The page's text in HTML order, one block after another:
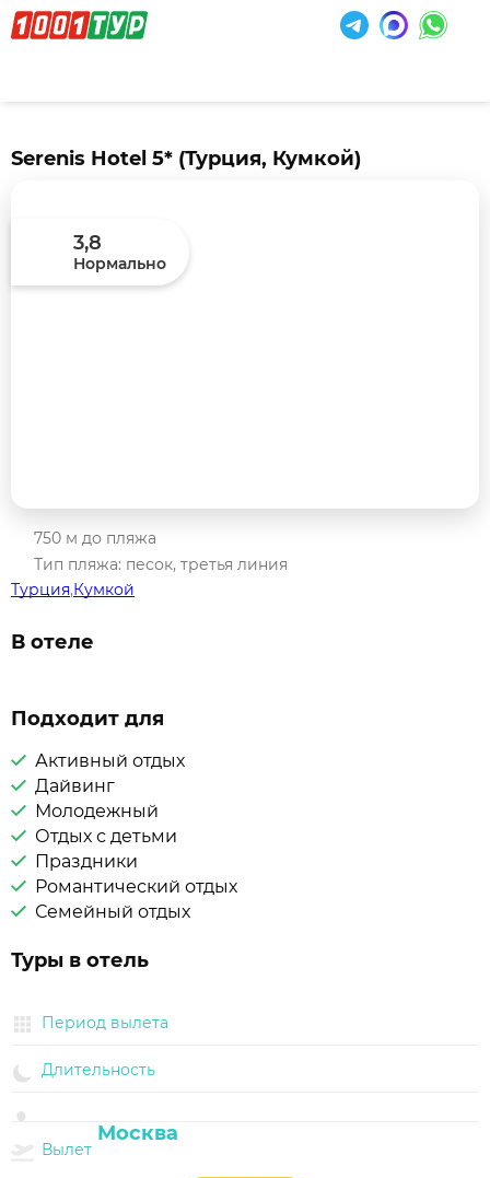
Serenis Hotel 5* (Турция, Кумкой)
3,8
Нормально
750 м до пляжа
Тип пляжа: песок, третья линия
Турция,Кумкой
В отеле
Подходит для
Активный отдых
Дайвинг
Молодежный
Отдых с детьми
Праздники
Романтический отдых
Семейный отдых
Туры в отель
Период вылета
Длительность
Вылет